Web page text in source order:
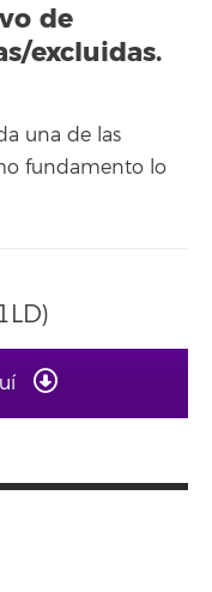
de
excluidas.
una de las
fundamento lo